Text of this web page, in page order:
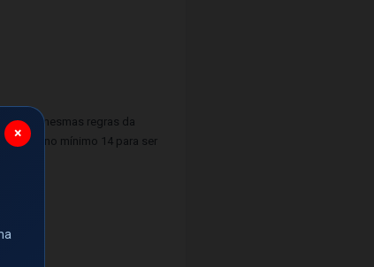
as mesmas regras da
no mínimo 14 para ser
×